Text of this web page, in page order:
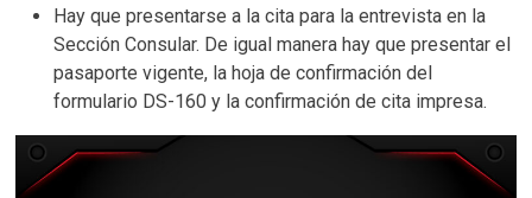
Hay que presentarse a la cita para la entrevista en la
Sección Consular. De igual manera hay que presentar el
pasaporte vigente, la hoja de confirmación del
formulario DS-160 y la confirmación de cita impresa.